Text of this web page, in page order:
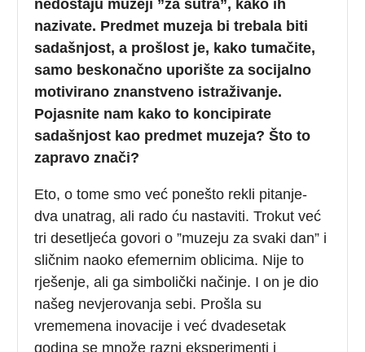
nedostaju muzeji ”za sutra”, kako ih
nazivate. Predmet muzeja bi trebala biti
sadašnjost, a prošlost je, kako tumačite,
samo beskonačno uporište za socijalno
motivirano znanstveno istraživanje.
Pojasnite nam kako to koncipirate
sadašnjost kao predmet muzeja? Što to
zapravo znači?
Eto, o tome smo već ponešto rekli pitanje-
dva unatrag, ali rado ću nastaviti. Trokut već
tri desetljeća govori o ”muzeju za svaki dan” i
sličnim naoko efemernim oblicima. Nije to
rješenje, ali ga simbolički načinje. I on je dio
našeg nevjerovanja sebi. Prošla su
vrememena inovacije i već dvadesetak
godina se množe razni eksperimenti i